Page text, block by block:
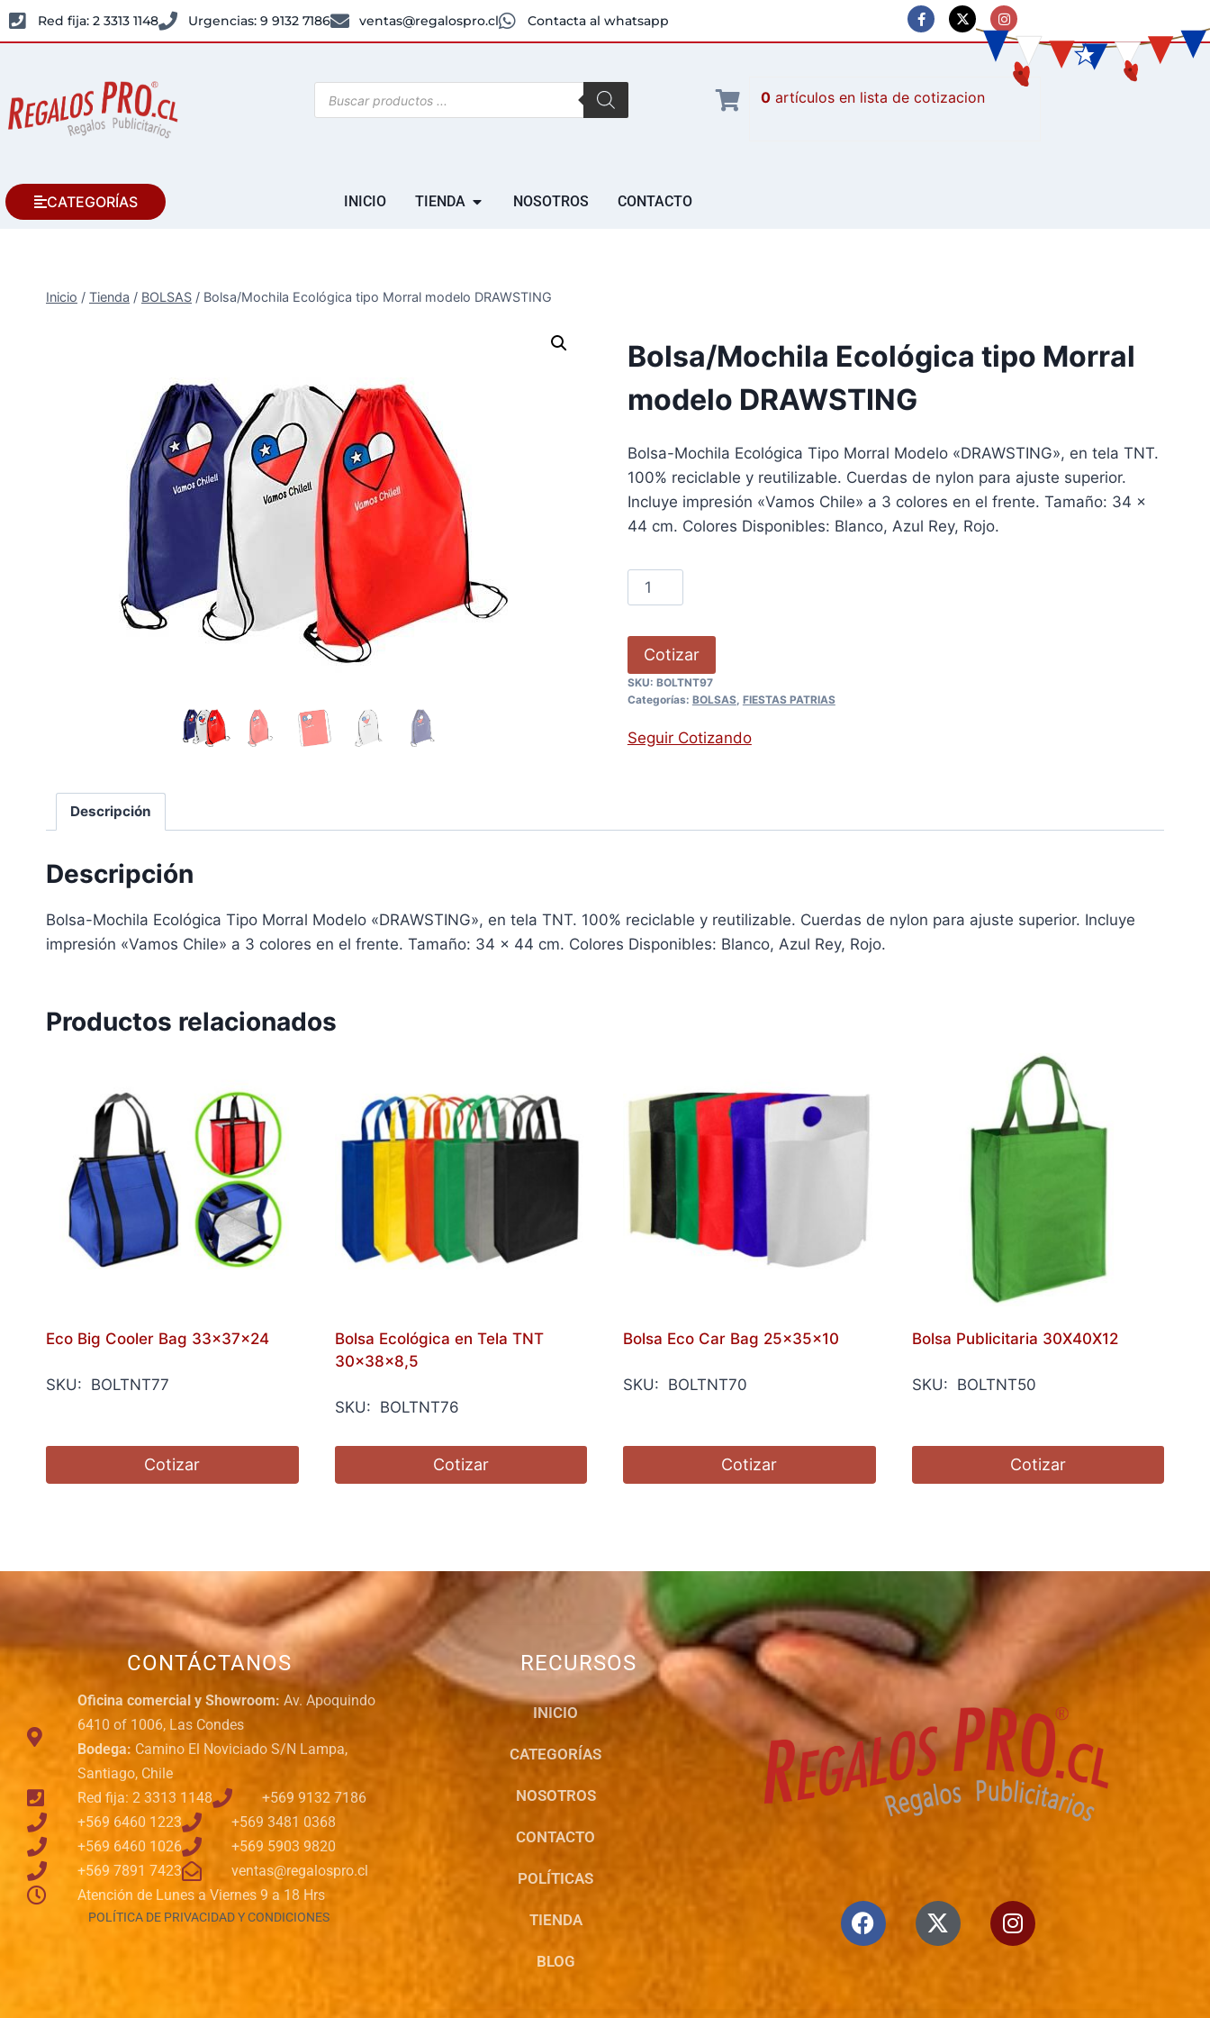
Red fija: 2 3313 1148 Urgencias: 9 9132 7186 ventas@regalospro.cl Contacta al whatsapp
0 artículos
CATEGORÍAS INICIO TIENDA NOSOTROS CONTACTO
Inicio / Tienda / BOLSAS / Bolsa/Mochila Ecológica tipo Morral modelo DRAWSTING
Bolsa/Mochila Ecológica tipo Morral
modelo DRAWSTING
Bolsa-Mochila Ecológica Tipo Morral Modelo «DRAWSTING», en tela TNT.
100% reciclable y reutilizable. Cuerdas de nylon para ajuste superior.
Incluye impresión «Vamos Chile» a 3 colores en el frente. Tamaño: 34 x
44 cm. Colores Disponibles: Blanco, Azul Rey, Rojo.
Cotizar
SKU: BOLTNT97
Categorías: BOLSAS, FIESTAS PATRIAS
Seguir Cotizando
Descripción
Descripción
Bolsa-Mochila Ecológica Tipo Morral Modelo «DRAWSTING», en tela TNT. 100% reciclable y reutilizable. Cuerdas de nylon para ajuste superior. Incluye
impresión «Vamos Chile» a 3 colores en el frente. Tamaño: 34 x 44 cm. Colores Disponibles: Blanco, Azul Rey, Rojo.
Productos relacionados
Eco Big Cooler Bag 33x37x24
SKU: BOLTNT77
Cotizar
Bolsa Ecológica en Tela TNT
30x38x8,5
SKU: BOLTNT76
Cotizar
Bolsa Eco Car Bag 25x35x10
SKU: BOLTNT70
Cotizar
Bolsa Publicitaria 30X40X12
SKU: BOLTNT50
Cotizar
CONTÁCTANOS
Oficina comercial y Showroom: Av. Apoquindo
6410 of 1006, Las Condes
Bodega: Camino El Noviciado S/N Lampa,
Santiago, Chile
Red fija: 2 3313 1148
+569 9132 7186
+569 6460 1223
+569 3481 0368
+569 6460 1026
+569 5903 9820
+569 7891 7423
ventas@regalospro.cl
Atención de Lunes a Viernes 9 a 18 Hrs
POLÍTICA DE PRIVACIDAD Y CONDICIONES
RECURSOS
INICIO
CATEGORÍAS
NOSOTROS
CONTACTO
POLÍTICAS
TIENDA
BLOG